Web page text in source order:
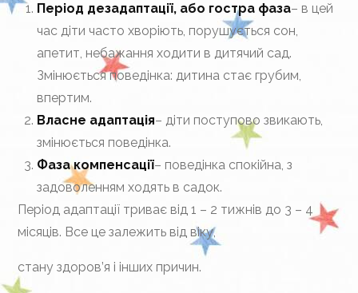
Період дезадаптації, або гостра фаза– в цей
час діти часто хворіють, порушується сон,
апетит, небажання ходити в дитячий сад.
Змінюється поведінка: дитина стає грубим,
впертим.
Власне адаптація– діти поступово звикають,
змінюється поведінка.
Фаза компенсації– поведінка спокійна, з
задоволенням ходять в садок.
Період адаптації триває від 1 – 2 тижнів до 3 – 4
місяців. Все це залежить від віку,
стану здоров’я і інших причин.